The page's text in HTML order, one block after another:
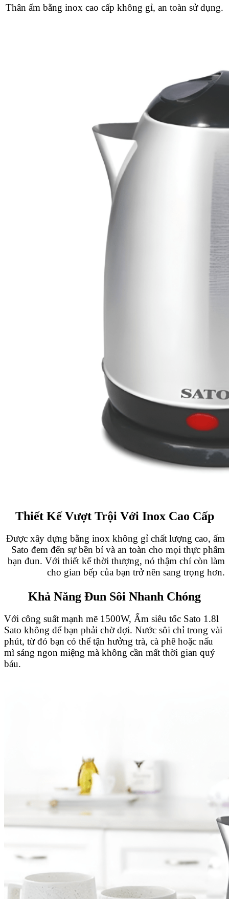
Thân ấm bằng inox cao cấp không gỉ, an toàn sử dụng.
Thiết Kế Vượt Trội Với Inox Cao Cấp
Được xây dựng bằng inox không gỉ chất lượng cao, ấm
Sato đem đến sự bền bỉ và an toàn cho mọi thực phẩm
bạn đun. Với thiết kế thời thượng, nó thậm chí còn làm
cho gian bếp của bạn trở nên sang trọng hơn.
Khả Năng Đun Sôi Nhanh Chóng
Với công suất mạnh mẽ 1500W, Ấm siêu tốc Sato 1.8l
Sato không để bạn phải chờ đợi. Nước sôi chỉ trong vài
phút, từ đó bạn có thể tận hưởng trà, cà phê hoặc nấu
mì sáng ngon miệng mà không cần mất thời gian quý
báu.